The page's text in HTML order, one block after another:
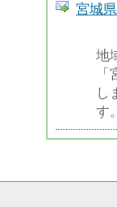
宮城
地
し
す